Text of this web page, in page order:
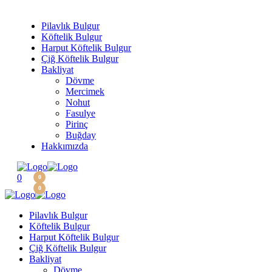
Pilavlık Bulgur
Köftelik Bulgur
Harput Köftelik Bulgur
Çiğ Köftelik Bulgur
Bakliyat
Dövme
Mercimek
Nohut
Fasulye
Pirinç
Buğday
Hakkımızda
0
0
0
Pilavlık Bulgur
Köftelik Bulgur
Harput Köftelik Bulgur
Çiğ Köftelik Bulgur
Bakliyat
Dövme